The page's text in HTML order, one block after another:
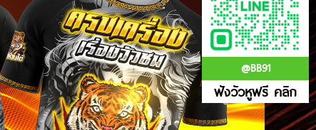
@BB91
ฟังวัวหูฟรี คลิก